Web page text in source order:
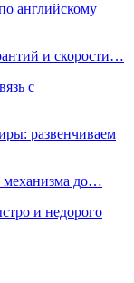
английскому
и скорости…
с
развенчиваем
механизма до…
и недорого